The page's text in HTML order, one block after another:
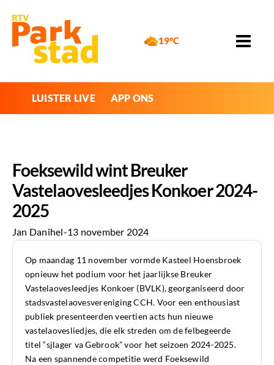
19°C
LUISTER LIVE APP ONS
Foeksewild wint Breuker
Vastelaovesleedjes Konkoer 2024-
2025
Jan Danihel-13 november 2024
Op maandag 11 november vormde Kasteel Hoensbroek
opnieuw het podium voor het jaarlijkse Breuker
Vastelaovesleedjes Konkoer (BVLK), georganiseerd door
stadsvastelaovesvereniging CCH. Voor een enthousiast
publiek presenteerden veertien acts hun nieuwe
vastelaovesliedjes, die elk streden om de felbegeerde
titel “sjlager va Gebrook” voor het seizoen 2024-2025.
Na een spannende competitie werd Foeksewild